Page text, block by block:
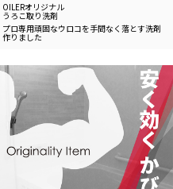
OILERオリジナル
うろこ取り洗剤
プロ専用頑固なウロコを手間なく落とす洗剤
作りました